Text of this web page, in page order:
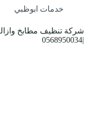
خدمات ابوظبي
شركة تنظيف مطابخ
|0568950034